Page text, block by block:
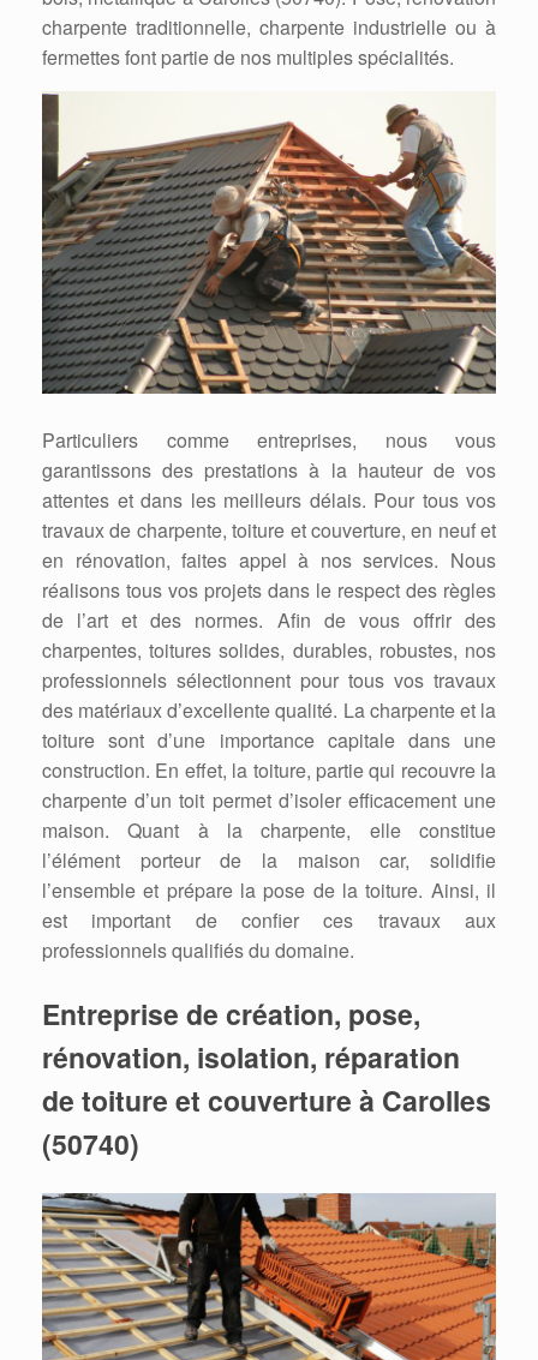
charpente traditionnelle, charpente industrielle ou à
fermettes font partie de nos multiples spécialités.
Particuliers comme entreprises, nous vous
garantissons des prestations à la hauteur de vos
attentes et dans les meilleurs délais. Pour tous vos
travaux de charpente, toiture et couverture, en neuf et
en rénovation, faites appel à nos services. Nous
réalisons tous vos projets dans le respect des règles
de l’art et des normes. Afin de vous offrir des
charpentes, toitures solides, durables, robustes, nos
professionnels sélectionnent pour tous vos travaux
des matériaux d’excellente qualité. La charpente et la
toiture sont d’une importance capitale dans une
construction. En effet, la toiture, partie qui recouvre la
charpente d’un toit permet d’isoler efficacement une
maison. Quant à la charpente, elle constitue
l’élément porteur de la maison car, solidifie
l’ensemble et prépare la pose de la toiture. Ainsi, il
est important de confier ces travaux aux
professionnels qualifiés du domaine.
Entreprise de création, pose,
rénovation, isolation, réparation
de toiture et couverture à Carolles
(50740)